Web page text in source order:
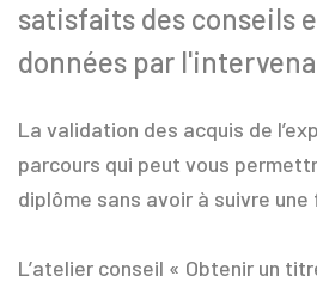
satisfaits des conseils
données par
La validation des acquis de
parcours qui peut vous
diplôme sans avoir à suivre une
L’atelier conseil « Obtenir un